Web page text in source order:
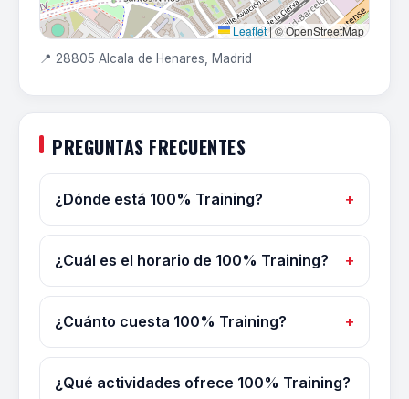
Leaflet|© OpenStreetMap
📍 28805 Alcala de Henares, Madrid
PREGUNTAS FRECUENTES
¿Dónde está 100% Training?
¿Cuál es el horario de 100% Training?
¿Cuánto cuesta 100% Training?
¿Qué actividades ofrece 100% Training?